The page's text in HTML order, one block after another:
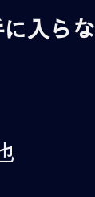
入ら